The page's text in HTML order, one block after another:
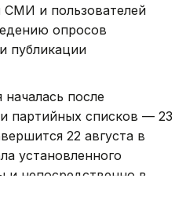
СМИ и пользователей
опросов
публикации
после
партийных списков — 23
22 августа в
установленного
непосредственно в